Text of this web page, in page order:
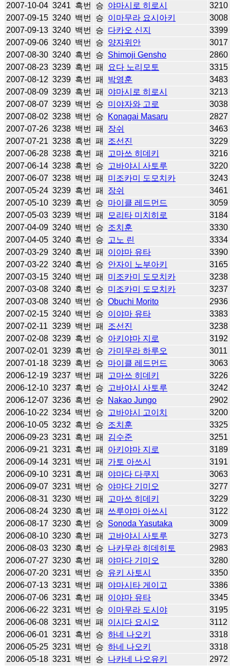
2007-10-04 3241 흑번 승 야마시로 히로시
3210
2007-09-15 3240 백번 승 이마무라 요시아키
3008
2007-09-13 3240 백번 승 다카오 신지
3399
2007-09-06 3240 백번 승 양자위안
3017
2007-08-30 3240 흑번 승 Shimoji Gensho
2860
2007-08-23 3239 흑번 패 요다 노리모토
3315
2007-08-12 3239 흑번 패 박영훈
3483
2007-08-09 3239 흑번 패 야마시로 히로시
3213
2007-08-07 3239 백번 승 미야자와 고로
3038
2007-08-02 3238 백번 승 Konagai Masaru
2827
2007-07-26 3238 백번 패 장쉬
3463
2007-07-21 3238 흑번 패 조선진
3229
2007-06-28 3238 흑번 패 고마쓰 히데키
3216
2007-06-14 3238 흑번 승 고바야시 사토루
3220
2007-06-07 3238 백번 패 미조카미 도모치카
3243
2007-05-24 3239 흑번 패 장쉬
3461
2007-05-10 3239 흑번 승 마이클 레드먼드
3059
2007-05-03 3239 백번 패 모리타 미치히로
3184
2007-04-09 3240 백번 승 조치훈
3330
2007-04-05 3240 흑번 승 고노 린
3334
2007-03-29 3240 흑번 패 이야마 유타
3390
2007-03-22 3240 흑번 승 안자이 노부아키
3165
2007-03-15 3240 백번 패 미조카미 도모치카
3238
2007-03-08 3240 흑번 승 미조카미 도모치카
3237
2007-03-08 3240 백번 승 Obuchi Morito
2936
2007-02-15 3240 백번 승 이야마 유타
3383
2007-02-11 3239 백번 패 조선진
3238
2007-02-08 3239 흑번 승 아키야마 지로
3192
2007-02-01 3239 흑번 승 가미무라 하루오
3011
2007-01-18 3239 흑번 승 마이클 레드먼드
3063
2006-12-19 3237 백번 패 고마쓰 히데키
3226
2006-12-10 3237 흑번 승 고바야시 사토루
3242
2006-12-07 3236 흑번 승 Nakao Jungo
2902
2006-10-22 3234 백번 승 고바야시 고이치
3200
2006-10-05 3232 흑번 승 조치훈
3325
2006-09-23 3231 흑번 패 김수준
3251
2006-09-21 3231 흑번 패 아키야마 지로
3189
2006-09-14 3231 백번 패 가토 아쓰시
3191
2006-09-10 3231 흑번 패 야마다 다쿠지
3063
2006-09-07 3231 백번 승 야마다 기미오
3277
2006-08-31 3230 백번 패 고마쓰 히데키
3229
2006-08-24 3230 흑번 패 쓰루야마 아쓰시
3122
2006-08-17 3230 흑번 승 Sonoda Yasutaka
3009
2006-08-10 3230 흑번 패 고바야시 사토루
3273
2006-08-03 3230 흑번 승 나카무라 히데히토
2983
2006-07-27 3230 흑번 패 야마다 기미오
3280
2006-07-20 3231 백번 승 유키 사토시
3350
2006-07-13 3231 백번 패 야마시타 게이고
3386
2006-07-06 3231 흑번 패 이야마 유타
3345
2006-06-22 3231 백번 승 이마무라 도시야
3195
2006-06-08 3231 백번 패 이시다 요시오
3112
2006-06-01 3231 흑번 승 하네 나오키
3318
2006-05-25 3231 백번 승 하네 나오키
3318
2006-05-18 3231 백번 승 나카네 나오유키
2972